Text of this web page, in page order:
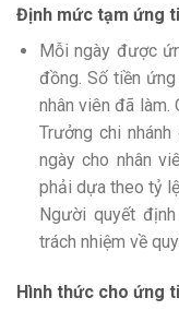
Định mức tạm ứng
Mỗi ngày được
đồng. Số tiền
nhân viên đã làm.
Trưởng chi
ngày cho nhân
phải dựa theo tỷ
Người quyết
trách nhiệm về
Hình thức cho ứng